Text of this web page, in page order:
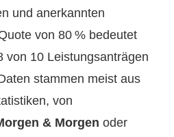
und anerkannten
von 80 % bedeutet
von 10 Leistungsanträgen
stammen meist aus
von
& Morgen oder